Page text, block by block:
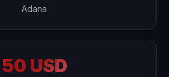
Adana
50 USD